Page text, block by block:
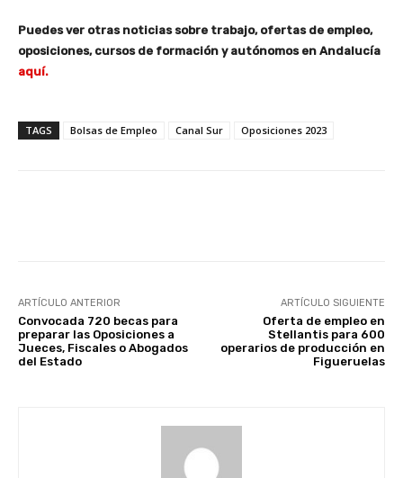
Puedes ver otras noticias sobre trabajo, ofertas de empleo,
oposiciones, cursos de formación y autónomos en Andalucía
aquí.
TAGS Bolsas de Empleo Canal Sur Oposiciones 2023
ARTÍCULO ANTERIOR
Convocada 720 becas para
preparar las Oposiciones a
Jueces, Fiscales o Abogados
del Estado
ARTÍCULO SIGUIENTE
Oferta de empleo en
Stellantis para 600
operarios de producción en
Figueruelas